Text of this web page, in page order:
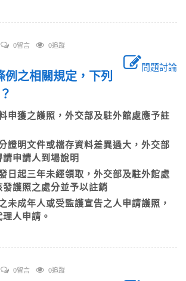
0留言 0追蹤
問題討論
例之相關規定，下列
？
申獲之護照，外交部及駐外館處應予註
證明文件或檔存資料差異過大，外交部
請申請人到場說明
日起三年未經領取，外交部及駐外館處
發護照之處分並予以註銷
未成年人或受監護宣告之人申請護照，
人申請。
0留言 0追蹤